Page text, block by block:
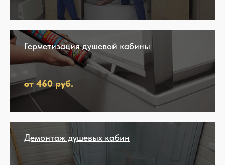
Герметизация душевой кабины
от 460 руб.
Демонтаж душевых кабин